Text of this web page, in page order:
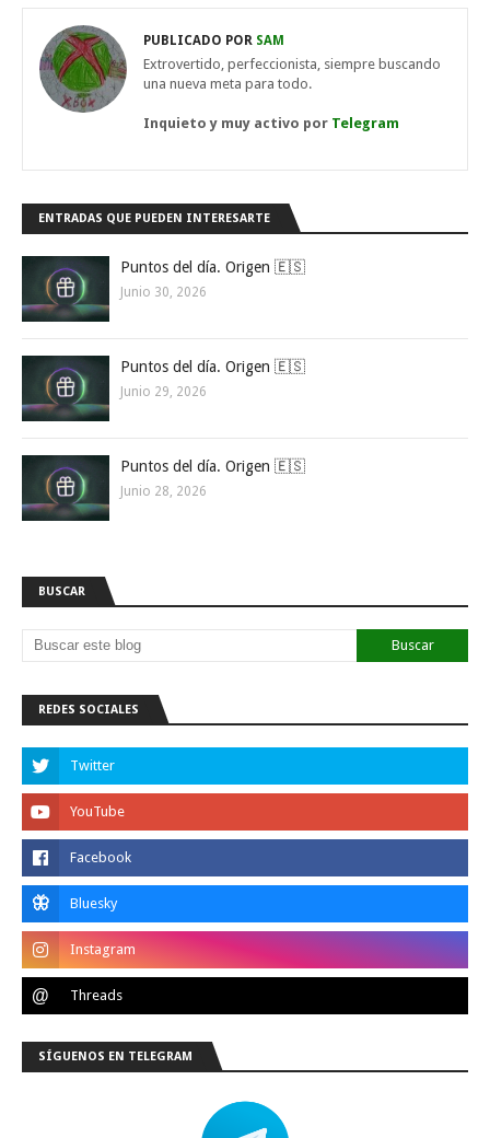
PUBLICADO POR SAM
Extrovertido, perfeccionista, siempre buscando
una nueva meta para todo.
Inquieto y muy activo por Telegram
ENTRADAS QUE PUEDEN INTERESARTE
Puntos del día. Origen 🇪🇸
Junio 30, 2026
Puntos del día. Origen 🇪🇸
Junio 29, 2026
Puntos del día. Origen 🇪🇸
Junio 28, 2026
BUSCAR
REDES SOCIALES
SÍGUENOS EN TELEGRAM